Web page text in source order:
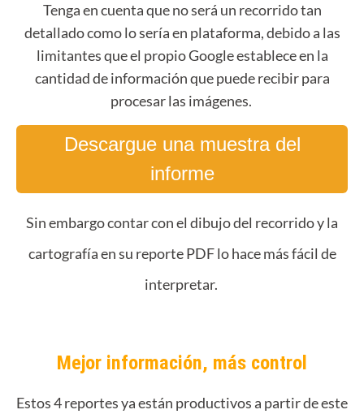
Tenga en cuenta que no será un recorrido tan
detallado como lo sería en plataforma, debido a las
limitantes que el propio Google establece en la
cantidad de información que puede recibir para
procesar las imágenes.
Descargue una muestra del
informe
Sin embargo contar con el dibujo del recorrido y la
cartografía en su reporte PDF lo hace más fácil de
interpretar.
Mejor información, más control
Estos 4 reportes ya están productivos a partir de este